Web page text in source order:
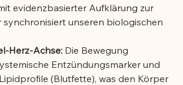
evidenzbasierter Aufklärung zur
synchronisiert unseren biologischen
Herz-Achse: Die Bewegung
Entzündungsmarker und
(Blutfette), was den Körper